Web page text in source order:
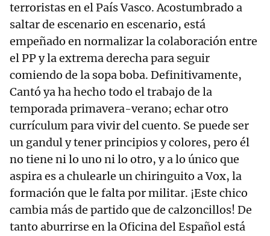
terroristas en el País Vasco. Acostumbrado a
saltar de escenario en escenario, está
empeñado en normalizar la colaboración entre
el PP y la extrema derecha para seguir
comiendo de la sopa boba. Definitivamente,
Cantó ya ha hecho todo el trabajo de la
temporada primavera-verano; echar otro
currículum para vivir del cuento. Se puede ser
un gandul y tener principios y colores, pero él
no tiene ni lo uno ni lo otro, y a lo único que
aspira es a chulearle un chiringuito a Vox, la
formación que le falta por militar. ¡Este chico
cambia más de partido que de calzoncillos! De
tanto aburrirse en la Oficina del Español está